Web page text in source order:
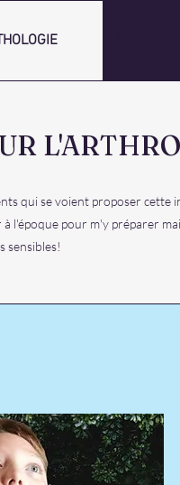
qui se voient proposer
l'époque pour m'y préparer
sensibles!